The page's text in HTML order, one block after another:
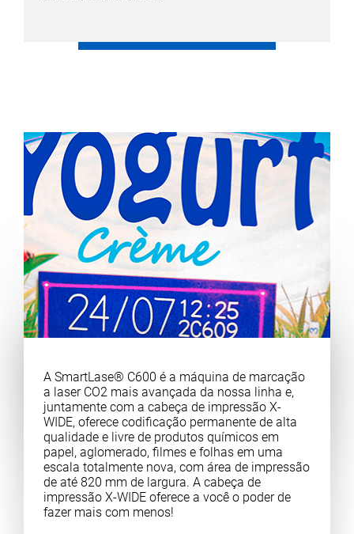
A SmartLase® C600 é a máquina de marcação
a laser CO2 mais avançada da nossa linha e,
juntamente com a cabeça de impressão X-
WIDE, oferece codificação permanente de alta
qualidade e livre de produtos químicos em
papel, aglomerado, filmes e folhas em uma
escala totalmente nova, com área de impressão
de até 820 mm de largura. A cabeça de
impressão X-WIDE oferece a você o poder de
fazer mais com menos!